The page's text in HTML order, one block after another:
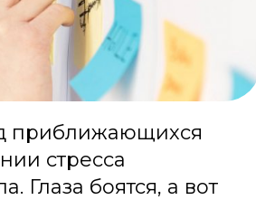
приближающихся
стресса
Глаза боятся, а вот